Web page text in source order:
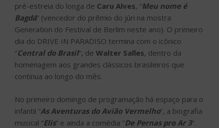
pré-estreia do longa de Caru Alves, “Meu nome é
Bagdá” (vencedor do prêmio do júri na mostra
Generation do Festival de Berlim neste ano). O primeiro
dia do DRIVE IN PARADISO termina com o icônico
“Central do Brasil“, de Walter Salles, dentro da
homenagem aos grandes clássicos brasileiros que
continua ao longo do mês.
No primeiro domingo de programação há espaço para o
infantil “As Aventuras do Avião Vermelho“, a biografia
musical “Elis” e ainda a comédia “De Pernas pro Ar 3“.